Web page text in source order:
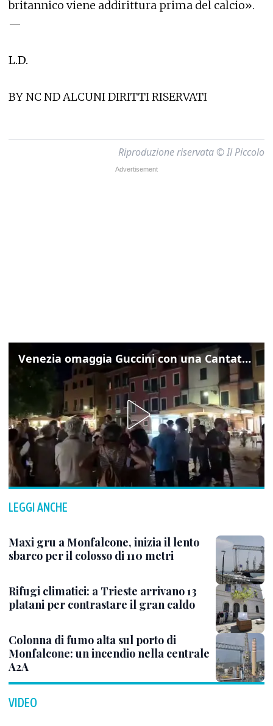
britannico viene addirittura prima del calcio».
—
L.D.
BY NC ND ALCUNI DIRITTI RISERVATI
Riproduzione riservata © Il Piccolo
Venezia omaggia Guccini con una Cantata Anarchica in campo Santa Margherita
LEGGI ANCHE
Maxi gru a Monfalcone, inizia il lento
sbarco per il colosso di 110 metri
Rifugi climatici: a Trieste arrivano 13
platani per contrastare il gran caldo
Colonna di fumo alta sul porto di
Monfalcone: un incendio nella centrale
A2A
VIDEO